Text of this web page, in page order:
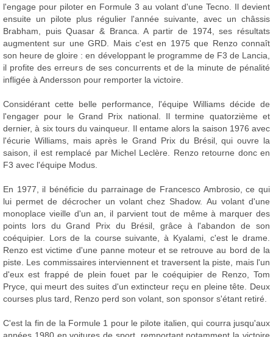
l'engage pour piloter en Formule 3 au volant d'une Tecno. Il devient
ensuite un pilote plus régulier l'année suivante, avec un châssis
Brabham, puis Quasar & Branca. A partir de 1974, ses résultats
augmentent sur une GRD. Mais c'est en 1975 que Renzo connaît
son heure de gloire : en développant le programme de F3 de Lancia,
il profite des erreurs de ses concurrents et de la minute de pénalité
infligée à Andersson pour remporter la victoire.
Considérant cette belle performance, l'équipe Williams décide de
l'engager pour le Grand Prix national. Il termine quatorzième et
dernier, à six tours du vainqueur. Il entame alors la saison 1976 avec
l'écurie Williams, mais après le Grand Prix du Brésil, qui ouvre la
saison, il est remplacé par Michel Leclère. Renzo retourne donc en
F3 avec l'équipe Modus.
En 1977, il bénéficie du parrainage de Francesco Ambrosio, ce qui
lui permet de décrocher un volant chez Shadow. Au volant d'une
monoplace vieille d'un an, il parvient tout de même à marquer des
points lors du Grand Prix du Brésil, grâce à l'abandon de son
coéquipier. Lors de la course suivante, à Kyalami, c'est le drame.
Renzo est victime d'une panne moteur et se retrouve au bord de la
piste. Les commissaires interviennent et traversent la piste, mais l'un
d'eux est frappé de plein fouet par le coéquipier de Renzo, Tom
Pryce, qui meurt des suites d'un extincteur reçu en pleine tête. Deux
courses plus tard, Renzo perd son volant, son sponsor s'étant retiré.
C'est la fin de la Formule 1 pour le pilote italien, qui courra jusqu'aux